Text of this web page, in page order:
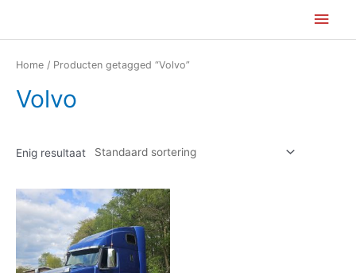
inhoud
Home / Producten getagged “Volvo”
Volvo
Enig resultaat